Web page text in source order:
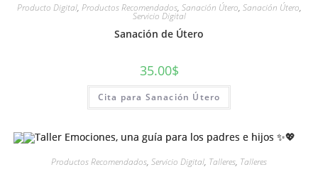
Producto Digital, Productos Recomendados, Sanación Útero, Sanación Útero,
Servicio Digital
Sanación de Útero
35.00$
Cita para Sanación Útero
Productos Recomendados, Servicio Digital, Talleres, Talleres